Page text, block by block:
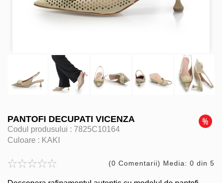
PANTOFI DECUPATI VICENZA
Codul produsului : 7825C10164
Culoare : KAKI
(0 Comentarii) Media: 0 din 5